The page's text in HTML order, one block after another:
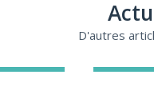
D'autres